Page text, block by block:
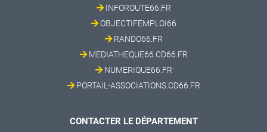
INFOROUTE66.FR
OBJECTIFEMPLOI66
RANDO66.FR
MEDIATHEQUE66.CD66.FR
NUMERIQUE66.FR
PORTAIL-ASSOCIATIONS.CD66.FR
CONTACTER LE DÉPARTEMENT